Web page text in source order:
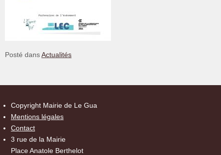
Posté dansActualités
Copyright Mairie de Le Gua
Mentions légales
Contact
3 rue de la Mairie
Place Anatole Berthelot